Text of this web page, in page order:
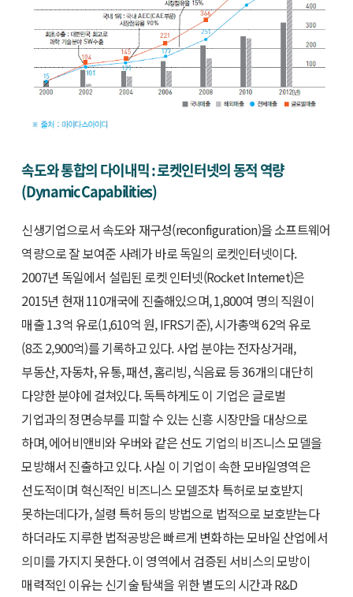
속도와 통합의 다이내믹 : 로켓인터넷의 동적 역량
(Dynamic Capabilities)
신생기업으로서 속도와 재구성(reconfiguration)을 소프트웨어
역량으로 잘 보여준 사례가 바로 독일의 로켓인터넷이다.
2007년 독일에서 설립된 로켓 인터넷(Rocket Internet)은
2015년 현재 110개국에 진출해있으며, 1,800여 명의 직원이
매출 1.3억 유로(1,610억 원, IFRS기준), 시가총액 62억 유로
(8조 2,900억)를 기록하고 있다. 사업 분야는 전자상거래,
부동산, 자동차, 유통, 패션, 홈리빙, 식음료 등 36개의 대단히
다양한 분야에 걸쳐있다. 독특하게도 이 기업은 글로벌
기업과의 정면승부를 피할 수 있는 신흥 시장만을 대상으로
하며, 에어비앤비와 우버와 같은 선도 기업의 비즈니스 모델을
모방해서 진출하고 있다. 사실 이 기업이 속한 모바일영역은
선도적이며 혁신적인 비즈니스 모델조차 특허로 보호받지
못하는데다가, 설령 특허 등의 방법으로 법적으로 보호받는다
하더라도 지루한 법적공방은 빠르게 변화하는 모바일 산업에서
의미를 가지지 못한다. 이 영역에서 검증된 서비스의 모방이
매력적인 이유는 신기술 탐색을 위한 별도의 시간과 R&D